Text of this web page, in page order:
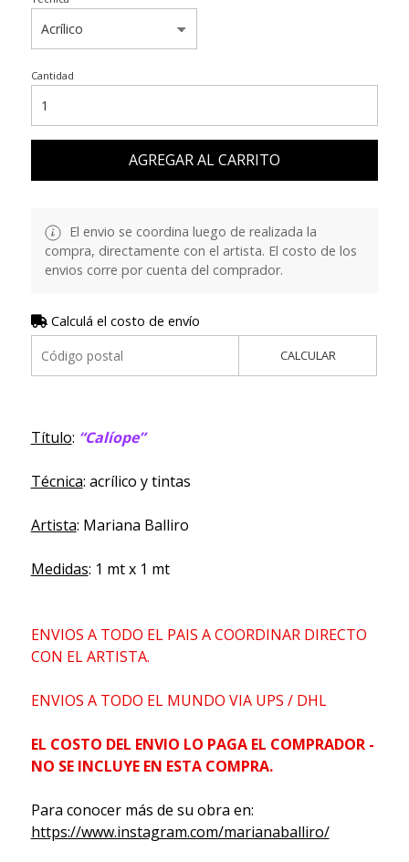
Cantidad
AGREGAR AL CARRITO
El envio se coordina luego de realizada la
compra, directamente con el artista. El costo de los
envios corre por cuenta del comprador.
Calculá el costo de envío
CALCULAR
Título: “Calíope”
Técnica: acrílico y tintas
Artista: Mariana Balliro
Medidas: 1 mt x 1 mt
ENVIOS A TODO EL PAIS A COORDINAR DIRECTO
CON EL ARTISTA.
ENVIOS A TODO EL MUNDO VIA UPS / DHL
EL COSTO DEL ENVIO LO PAGA EL COMPRADOR -
NO SE INCLUYE EN ESTA COMPRA.
Para conocer más de su obra en:
https://www.instagram.com/marianaballiro/